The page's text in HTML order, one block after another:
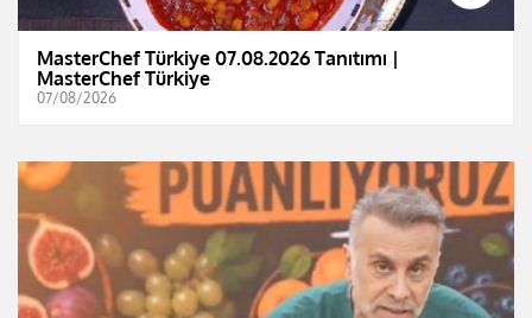
MasterChef Türkiye 07.08.2026 Tanıtımı |
MasterChef Türkiye
07/08/2026